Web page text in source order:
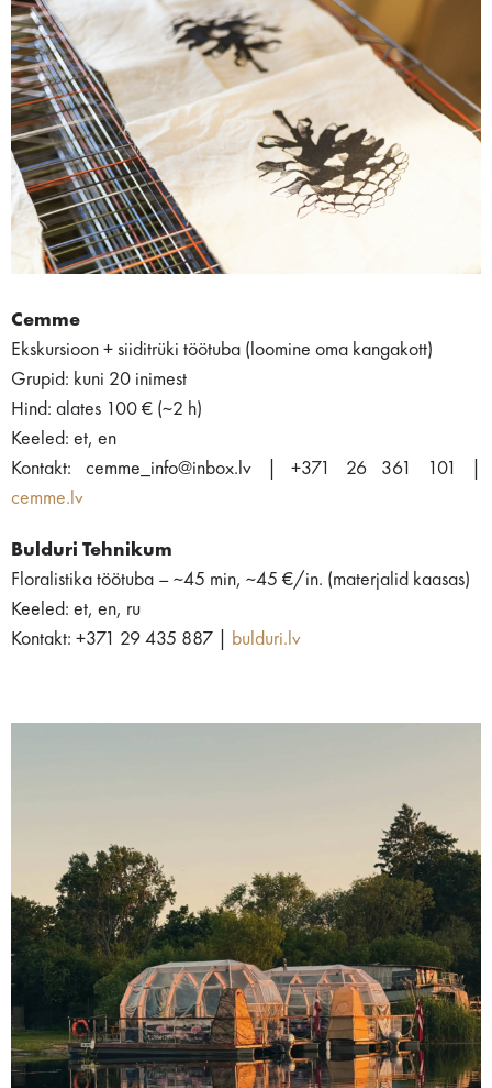
Cemme
Ekskursioon + siiditrüki töötuba (loomine oma kangakott)
Grupid: kuni 20 inimest
Hind: alates 100 € (~2 h)
Keeled: et, en
Kontakt: cemme_info@inbox.lv | +371 26 361 101 |
cemme.lv
Bulduri Tehnikum
Floralistika töötuba – ~45 min, ~45 €/in. (materjalid kaasas)
Keeled: et, en, ru
Kontakt: +371 29 435 887 |
bulduri.lv